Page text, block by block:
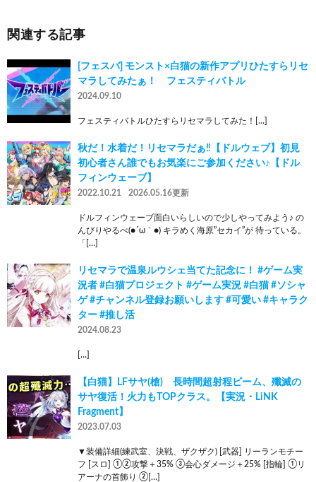
関連する記事
[フェスバ] モンスト×白猫の新作アプリひたすらリセ
マラしてみたぁ！ フェスティバトル
2024.09.10
フェスティバトルひたすらリセマラしてみた！[…]
秋だ！水着だ！リセマラだぁ‼【ドルウェブ】初見
初心者さん誰でもお気楽にご参加ください♪【ドル
フィンウェーブ】
2022.10.21 2026.05.16更新
ドルフィンウェーブ面白いらしいので少しやってみよう♪ の
んびりやるべ(●´ω｀●) キラめく海原”セカイ”が 待っている。
「[…]
リセマラで温泉ルウシェ当てた記念に！ #ゲーム実
況者 #白猫プロジェクト #ゲーム実況 #白猫 #ソシャ
ゲ #チャンネル登録お願いします #可愛い #キャラク
ター #推し活
2024.08.23
[…]
【白猫】LFサヤ(槍) 長時間超射程ビーム、殲滅の
サヤ復活！火力もTOPクラス。【実況・LiNK
Fragment】
2023.07.03
▼装備詳細(練武室、決戦、ザクザク) [武器] リーランモチー
フ [スロ] ①②攻撃＋35% ③会心ダメージ＋25% [指輪] ①リ
アーナの首飾り ②[…]